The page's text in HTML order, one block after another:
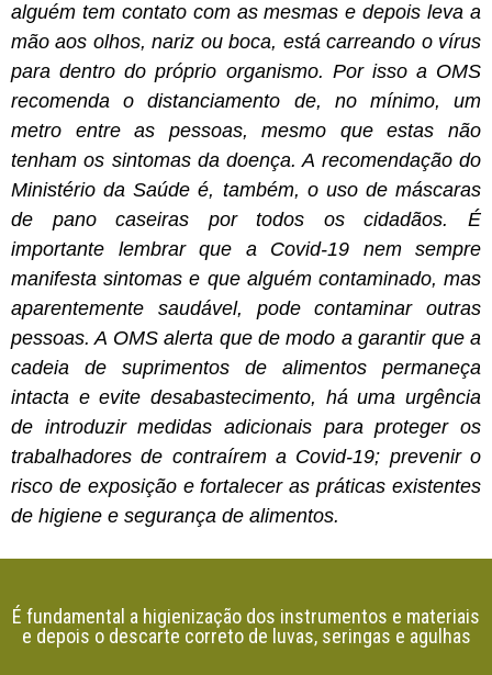
alguém tem contato com as mesmas e depois leva a
mão aos olhos, nariz ou boca, está carreando o vírus
para dentro do próprio organismo. Por isso a OMS
recomenda o distanciamento de, no mínimo, um
metro entre as pessoas, mesmo que estas não
tenham os sintomas da doença. A recomendação do
Ministério da Saúde é, também, o uso de máscaras
de pano caseiras por todos os cidadãos. É
importante lembrar que a Covid-19 nem sempre
manifesta sintomas e que alguém contaminado, mas
aparentemente saudável, pode contaminar outras
pessoas. A OMS alerta que de modo a garantir que a
cadeia de suprimentos de alimentos permaneça
intacta e evite desabastecimento, há uma urgência
de introduzir medidas adicionais para proteger os
trabalhadores de contraírem a Covid-19; prevenir o
risco de exposição e fortalecer as práticas existentes
de higiene e segurança de alimentos.
É fundamental a higienização dos instrumentos e materiais
e depois o descarte correto de luvas, seringas e agulhas